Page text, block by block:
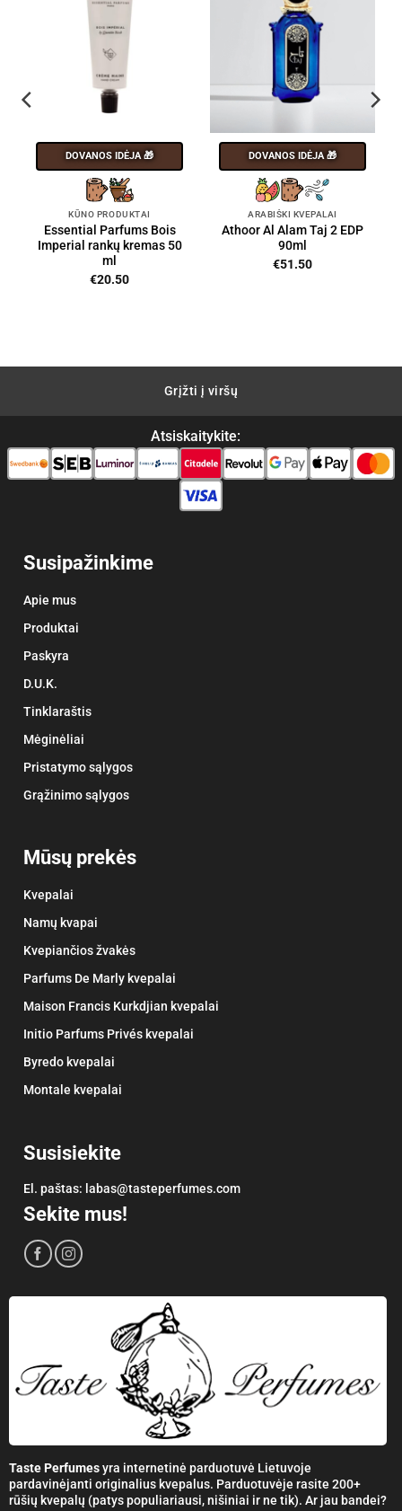
DOVANOS IDĖJA 🎁
KŪNO PRODUKTAI
Essential Parfums Bois
Imperial rankų kremas 50
ml
€20.50
DOVANOS IDĖJA 🎁
ARABIŠKI KVEPALAI
Athoor Al Alam Taj 2 EDP
90ml
€51.50
Grįžti į viršų
Atsiskaitykite:
Susipažinkime
Apie mus
Produktai
Paskyra
D.U.K.
Tinklaraštis
Mėginėliai
Pristatymo sąlygos
Grąžinimo sąlygos
Mūsų prekės
Kvepalai
Namų kvapai
Kvepiančios žvakės
Parfums De Marly kvepalai
Maison Francis Kurkdjian kvepalai
Initio Parfums Privés kvepalai
Byredo kvepalai
Montale kvepalai
Susisiekite
El. paštas: labas@tasteperfumes.com
Sekite mus!
Taste Perfumesyra internetinė parduotuvė Lietuvoje
pardavinėjanti originalius kvepalus. Parduotuvėje rasite 200+
rūšių kvepalų (patys populiariausi, nišiniai ir ne tik). Ar jau bandei?